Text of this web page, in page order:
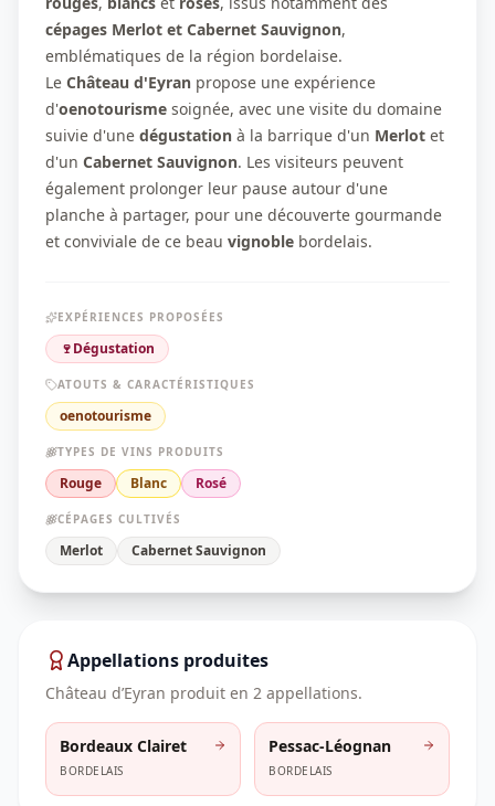
cépages Merlot et Cabernet Sauvignon,
emblématiques de la région bordelaise.
Le Château d'Eyran propose une expérience
d'oenotourisme soignée, avec une visite du domaine
suivie d'une dégustation à la barrique d'un Merlot et
d'un Cabernet Sauvignon. Les visiteurs peuvent
également prolonger leur pause autour d'une
planche à partager, pour une découverte gourmande
et conviviale de ce beau vignoble bordelais.
EXPÉRIENCES PROPOSÉES
🍷Dégustation
ATOUTS & CARACTÉRISTIQUES
oenotourisme
TYPES DE VINS PRODUITS
Rouge Blanc Rosé
CÉPAGES CULTIVÉS
Merlot Cabernet Sauvignon
Appellations produites
Château d’Eyran produit en 2 appellations.
Bordeaux Clairet
BORDELAIS
Pessac-Léognan
BORDELAIS